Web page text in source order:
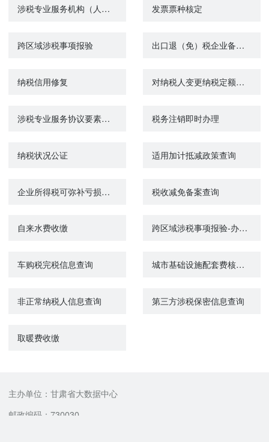
涉税专业服务机构（人员）基本信息报送 发票票种核定
跨区域涉税事项报验 出口退（免）税企业备案信息报告
纳税信用修复 对纳税人变更纳税定额的核准
涉税专业服务协议要素信息报送 税务注销即时办理
纳税状况公证 适用加计抵减政策查询
企业所得税可弥补亏损信息查询 税收减免备案查询
自来水费收缴 跨区域涉税事项报验-办税进度查询
车购税完税信息查询 城市基础设施配套费核定（减免）
非正常纳税人信息查询 第三方涉税保密信息查询
取暖费收缴
主办单位：甘肃省大数据中心
邮政编码：730030